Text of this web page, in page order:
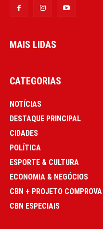
MAIS LIDAS
CATEGORIAS
NOTÍCIAS
DESTAQUE PRINCIPAL
CIDADES
POLÍTICA
ESPORTE & CULTURA
ECONOMIA & NEGÓCIOS
CBN + PROJETO COMPROVA
CBN ESPECIAIS